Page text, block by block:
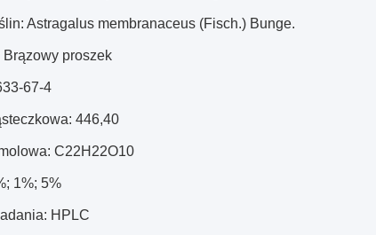
Astragalus membranaceus (Fisch.) Bunge.
Brązowy proszek
67-4
446,40
C22H22O10
1%; 5%
HPLC